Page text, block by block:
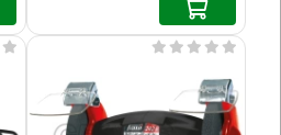
     